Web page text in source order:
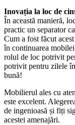
Inovația la loc de
În această manieră,
practic un separator
Cum a fost făcut
în continuarea
rolul de loc potrivit
potrivit pentru zilele
bună!
Mobilierul ales cu
este excelent.
de ingenioasă și fiți
acestei amenajări.